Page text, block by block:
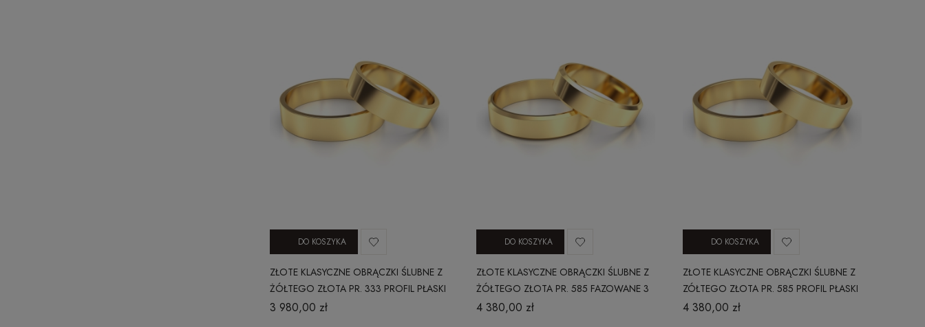
ZŁOTE KLASYCZNE OBRĄCZKI ŚLUBNE Z
ŻÓŁTEGO ZŁOTA PR. 333 PROFIL PŁASKI
5 MM
3 980,00 zł
DO KOSZYKA
ZŁOTE KLASYCZNE OBRĄCZKI ŚLUBNE Z
ŻÓŁTEGO ZŁOTA PR. 585 FAZOWANE 3
MM
4 380,00 zł
DO KOSZYKA
ZŁOTE KLASYCZNE OBRĄCZKI ŚLUBNE Z
ZÓŁTEGO ZŁOTA PR. 585 PROFIL PŁASKI
3 MM
4 380,00 zł
DO KOSZYKA